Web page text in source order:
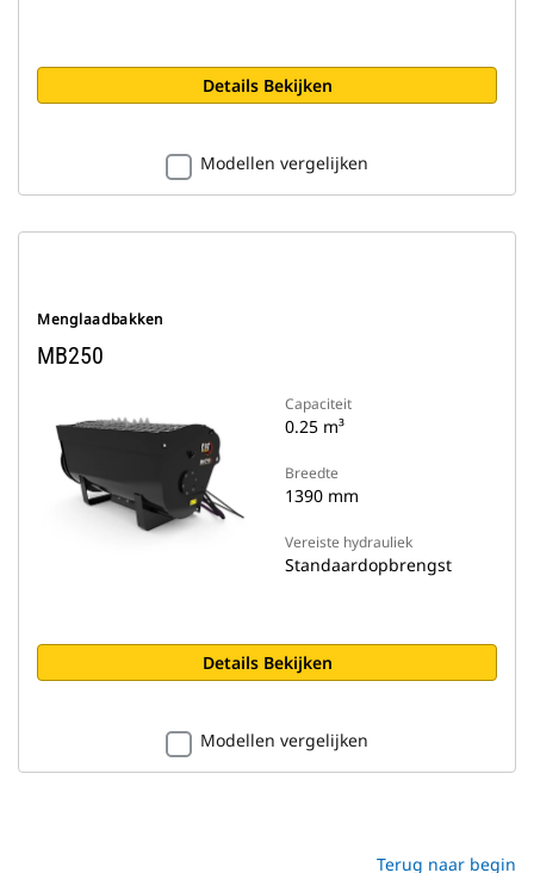
Details Bekijken
Modellen vergelijken
Menglaadbakken
MB250
Capaciteit
0.25 m³
Breedte
1390 mm
Vereiste hydrauliek
Standaardopbrengst
Details Bekijken
Modellen vergelijken
Terug naar begin